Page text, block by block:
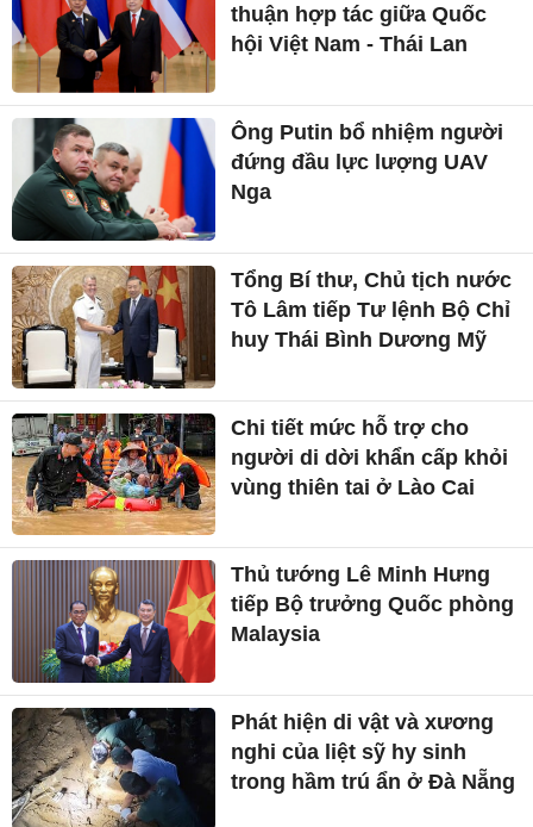
thuận hợp tác giữa Quốc
hội Việt Nam - Thái Lan
Ông Putin bổ nhiệm người
đứng đầu lực lượng UAV
Nga
Tổng Bí thư, Chủ tịch nước
Tô Lâm tiếp Tư lệnh Bộ Chỉ
huy Thái Bình Dương Mỹ
Chi tiết mức hỗ trợ cho
người di dời khẩn cấp khỏi
vùng thiên tai ở Lào Cai
Thủ tướng Lê Minh Hưng
tiếp Bộ trưởng Quốc phòng
Malaysia
Phát hiện di vật và xương
nghi của liệt sỹ hy sinh
trong hầm trú ẩn ở Đà Nẵng